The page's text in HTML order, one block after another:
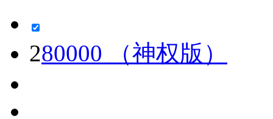
280000 （神权版）